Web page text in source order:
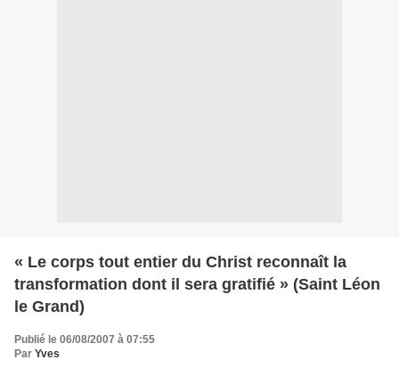
« Le corps tout entier du Christ reconnaît la
transformation dont il sera gratifié » (Saint Léon
le Grand)
Publié le 06/08/2007 à 07:55
Par Yves